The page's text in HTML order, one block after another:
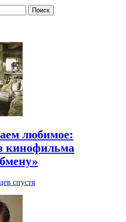
любимое:
кинофильма
спустя